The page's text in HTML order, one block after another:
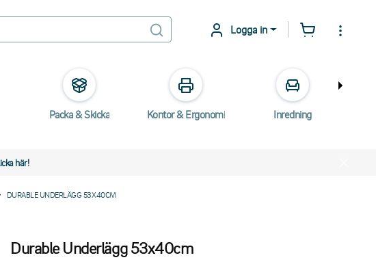
Logga in
Packa & Skicka Kontor & Ergonomi Inredning
här!
DURABLE UNDERLÄGG 53X40CM
Durable Underlägg 53x40cm